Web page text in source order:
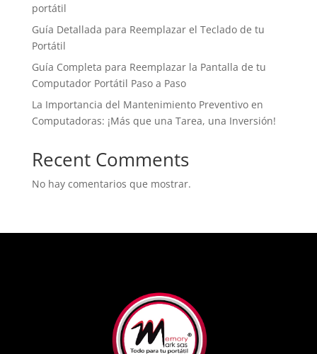
portátil
Guía Detallada para Reemplazar el Teclado de tu
Portátil
Guía Completa para Reemplazar la Pantalla de tu
Computador Portátil Paso a Paso
La Importancia del Mantenimiento Preventivo en
Computadoras: ¡Más que una Tarea, una Inversión!
Recent Comments
No hay comentarios que mostrar.